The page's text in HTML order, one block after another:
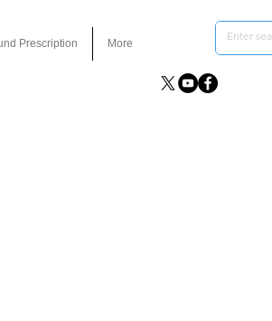
Prescription More